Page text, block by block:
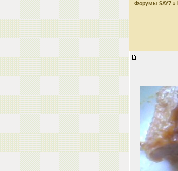
Форумы SAY7 »